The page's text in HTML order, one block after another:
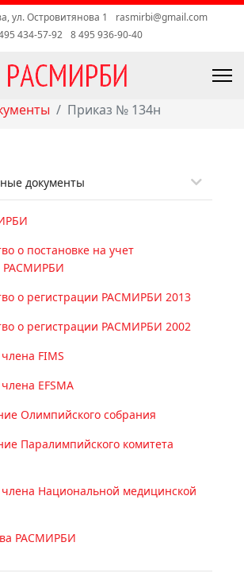
ул. Островитянова 1
rasmirbi@gmail.com
434-57-92 8 495 936-90-40
Приказ № 134н
документы
о постановке на учет
РАСМИРБИ
о регистрации РАСМИРБИ 2013
о регистрации РАСМИРБИ 2002
FIMS
EFSMA
Олимпийского собрания
Паралимпийского комитета
Национальной медицинской
РАСМИРБИ